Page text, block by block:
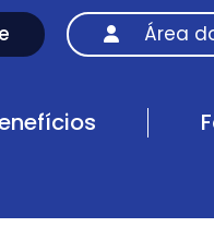
Área